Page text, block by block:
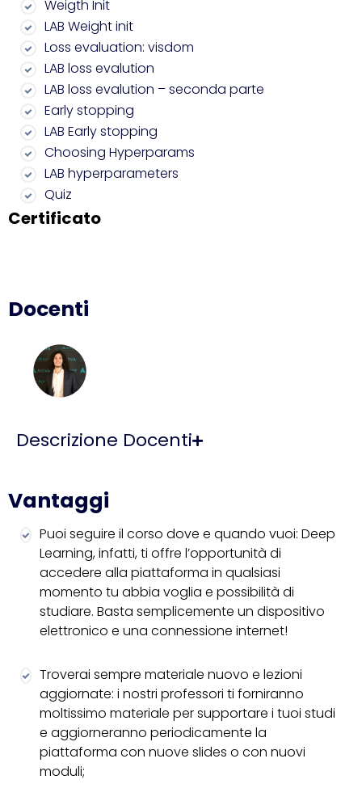
Weigth Init
LAB Weight init
Loss evaluation: visdom
LAB loss evalution
LAB loss evalution – seconda parte
Early stopping
LAB Early stopping
Choosing Hyperparams
LAB hyperparameters
Quiz
Certificato
Docenti
Descrizione Docenti
Vantaggi
Puoi seguire il corso dove e quando vuoi: Deep
Learning, infatti, ti offre l’opportunità di
accedere alla piattaforma in qualsiasi
momento tu abbia voglia e possibilità di
studiare. Basta semplicemente un dispositivo
elettronico e una connessione internet!
Troverai sempre materiale nuovo e lezioni
aggiornate: i nostri professori ti forniranno
moltissimo materiale per supportare i tuoi studi
e aggiorneranno periodicamente la
piattaforma con nuove slides o con nuovi
moduli;